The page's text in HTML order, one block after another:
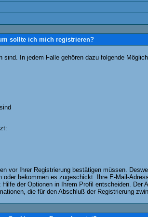
sollte ich mich registrieren?
In jedem Falle gehören dazu folgende
Ihrer Registrierung bestätigen müssen.
bekommen es zugeschickt. Ihre E-Mail-
der Optionen in Ihrem Profil entscheiden.
die für den Abschluß der Registrierung